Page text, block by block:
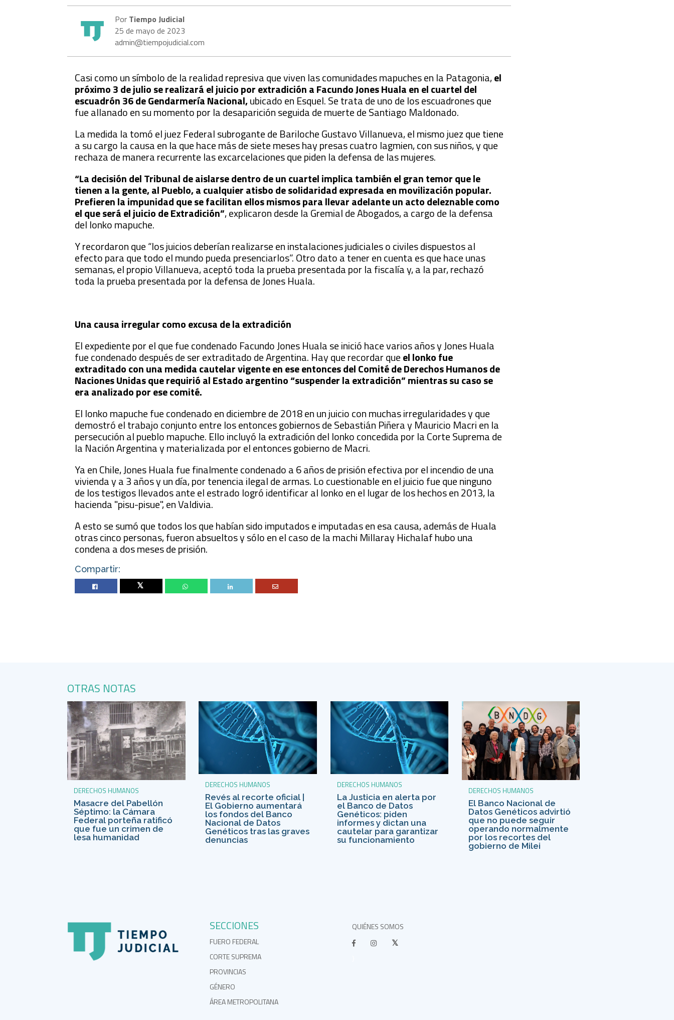
Por Tiempo Judicial
25 de mayo de 2023
admin@tiempojudicial.com
Casi como un símbolo de la realidad represiva que viven las comunidades mapuches en la Patagonia,el
próximo 3 de julio se realizará el juicio por extradición a Facundo Jones Huala en el cuartel del
escuadrón 36 de Gendarmería Nacional,ubicado en Esquel. Se trata de uno de los escuadrones que
fue allanado en su momento por la desaparición seguida de muerte de Santiago Maldonado.
La medida la tomó el juez Federal subrogante de Bariloche Gustavo Villanueva, el mismo juez que tiene
a su cargo la causa en la que hace más de siete meses hay presas cuatro lagmien, con sus niños, y que
rechaza de manera recurrente las excarcelaciones que piden la defensa de las mujeres.
“La decisión del Tribunal de aislarse dentro de un cuartel implica también el gran temor que le
tienen a la gente, al Pueblo, a cualquier atisbo de solidaridad expresada en movilización popular.
Prefieren la impunidad que se facilitan ellos mismos para llevar adelante un acto deleznable como
el que será el juicio de Extradición”, explicaron desde la Gremial de Abogados, a cargo de la defensa
del lonko mapuche.
Y recordaron que “los juicios deberían realizarse en instalaciones judiciales o civiles dispuestos al
efecto para que todo el mundo pueda presenciarlos”. Otro dato a tener en cuenta es que hace unas
semanas, el propio Villanueva, aceptó toda la prueba presentada por la fiscalía y, a la par, rechazó
toda la prueba presentada por la defensa de Jones Huala.
Una causa irregular como excusa de la extradición
El expediente por el que fue condenado Facundo Jones Huala se inició hace varios años y Jones Huala
fue condenado después de ser extraditado de Argentina. Hay que recordar queel lonko fue
extraditado con una medida cautelar vigente en ese entonces del Comité de Derechos Humanos de
Naciones Unidas que requirió al Estado argentino “suspender la extradición” mientras su caso se
era analizado por ese comité.
El lonko mapuche fue condenado en diciembre de 2018 en un juicio con muchas irregularidades y que
demostró el trabajo conjunto entre los entonces gobiernos de Sebastián Piñera y Mauricio Macri en la
persecución al pueblo mapuche. Ello incluyó la extradición del lonko concedida por la Corte Suprema de
la Nación Argentina y materializada por el entonces gobierno de Macri.
Ya en Chile, Jones Huala fue finalmente condenado a 6 años de prisión efectiva por el incendio de una
vivienda y a 3 años y un día, por tenencia ilegal de armas. Lo cuestionable en el juicio fue que ninguno
de los testigos llevados ante el estrado logró identificar al lonko en el lugar de los hechos en 2013, la
hacienda "pisu-pisue", en Valdivia.
A esto se sumó que todos los que habían sido imputados e imputadas en esa causa, además de Huala
otras cinco personas, fueron absueltos y sólo en el caso de la machi Millaray Hichalaf hubo una
condena a dos meses de prisión.
Compartir:
Twitter
OTRAS NOTAS
DERECHOS HUMANOS
Masacre del Pabellón
Séptimo: la Cámara
Federal porteña ratificó
que fue un crimen de
lesa humanidad
DERECHOS HUMANOS
Revés al recorte oficial |
El Gobierno aumentará
los fondos del Banco
Nacional de Datos
Genéticos tras las graves
denuncias
DERECHOS HUMANOS
La Justicia en alerta por
el Banco de Datos
Genéticos: piden
informes y dictan una
cautelar para garantizar
su funcionamiento
DERECHOS HUMANOS
El Banco Nacional de
Datos Genéticos advirtió
que no puede seguir
operando normalmente
por los recortes del
gobierno de Milei
SECCIONES
FUERO FEDERAL
CORTE SUPREMA
PROVINCIAS
GÉNERO
ÁREA METROPOLITANA
QUIÉNES SOMOS